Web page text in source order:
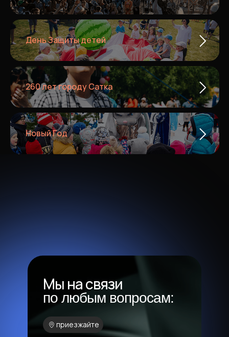
День Защиты детей
260 лет городу Сатка
Новый Год
по любым вопросам:
Мы на связи
приезжайте